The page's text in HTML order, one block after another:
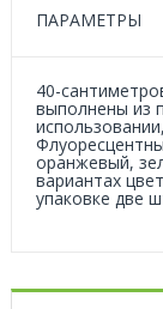
ПАРАМЕТРЫ
40-
выполнены из
оранжевый,
вариантах
упаковке две